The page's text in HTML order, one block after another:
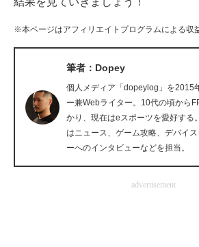
ビジネスと働き方のヒント
AI活用のいまが分かる
企業ITのトレンドを詳説
経営リーダーのコミュニティ
マーケ×ITの今がよく分かる
ITエンジニア向け専門サイト
企業向けIT製品の総合サイト
※本ページはアフィリエイトプログラムによる収
筆者：Dopey
個人メディア「dopeylog」を2015
ー兼Webライター。10代の頃から
かり、現在はeスポーツを愛好する
はニュース、ゲーム攻略、デバイ
ーへのインタビューなどを担当。
advertisement